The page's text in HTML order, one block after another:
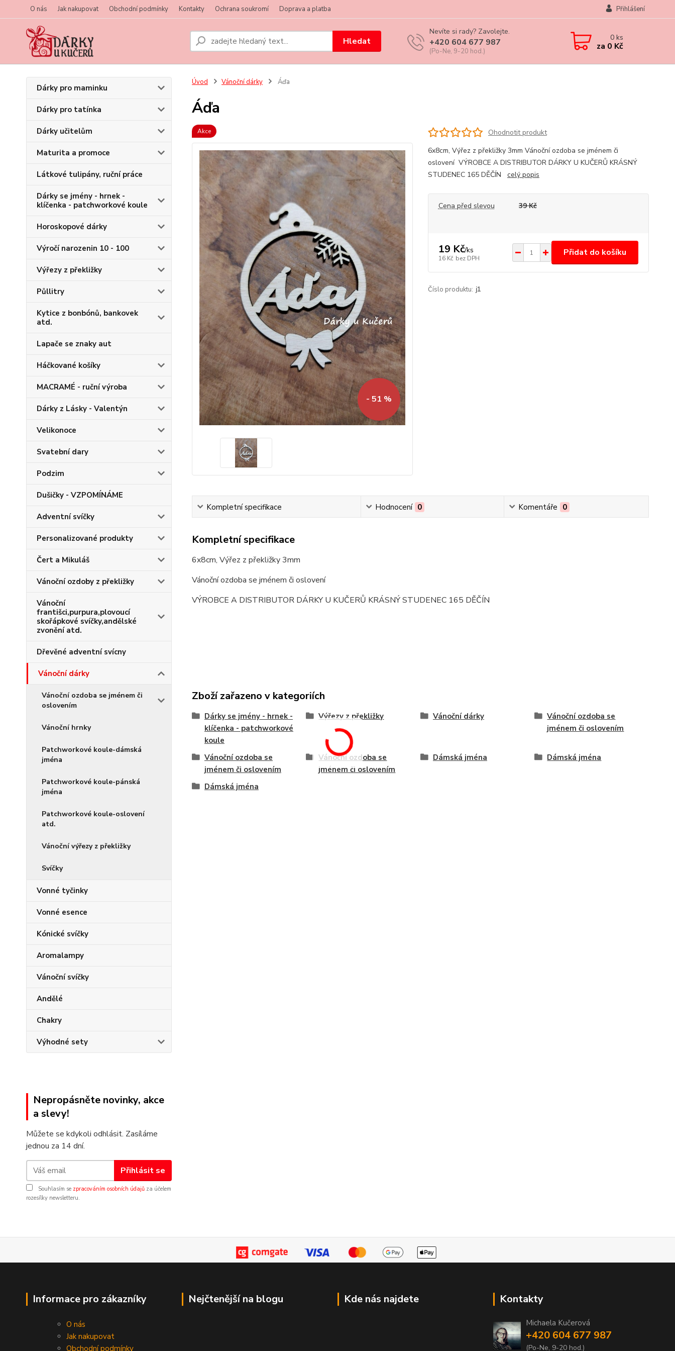
O nás Jak nakupovat Obchodní podmínky Kontakty Ochrana soukromí Doprava a platba Přihlášení
Hledat
Nevíte si rady? Zavolejte.
+420 604 677 987
(Po-Ne, 9-20 hod.)
0ks
za 0 Kč
Dárky pro maminku
Dárky pro tatínka
Dárky učitelům
Maturita a promoce
Látkové tulipány, ruční práce
Dárky se jmény - hrnek -
klíčenka - patchworkové koule
Horoskopové dárky
Výročí narozenin 10 - 100
Výřezy z překližky
Půllitry
Kytice z bonbónů, bankovek
atd.
Lapače se znaky aut
Háčkované košíky
MACRAMÉ - ruční výroba
Dárky z Lásky - Valentýn
Velikonoce
Svatební dary
Podzim
Dušičky - VZPOMÍNÁME
Adventní svíčky
Personalizované produkty
Čert a Mikuláš
Vánoční ozdoby z překližky
Vánoční
františci,purpura,plovoucí
skořápkové svíčky,andělské
zvonění atd.
Dřevěné adventní svícny
Vánoční dárky
Vánoční ozdoba se jménem či
oslovením
Vánoční hrnky
Patchworkové koule-dámská
jména
Patchworkové koule-pánská
jména
Patchworkové koule-oslovení
atd.
Vánoční výřezy z překližky
Svíčky
Vonné tyčinky
Vonné esence
Kónické svíčky
Aromalampy
Vánoční svíčky
Andělé
Chakry
Výhodné sety
Nepropásněte novinky, akce
a slevy!
Můžete se kdykoli odhlásit. Zasíláme
jednou za 14 dní.
Přihlásit se
Souhlasím se zpracováním osobních údajů za účelem
rozesílky newsletteru.
Úvod Vánoční dárky Áďa
Áďa
Akce
- 51 %
Ohodnotit produkt
6x8cm, Výřez z překližky 3mm Vánoční ozdoba se jménem či
oslovení VÝROBCE A DISTRIBUTOR DÁRKY U KUČERŮ KRÁSNÝ
STUDENEC 165 DĚČÍN celý popis
Cena před slevou 39 Kč
19 Kč/ks
16 Kč bez DPH
Přidat do košíku
Číslo produktu: j1
Kompletní specifikace Hodnocení 0 Komentáře 0
Kompletní specifikace
6x8cm, Výřez z překližky 3mm
Vánoční ozdoba se jménem či oslovení
VÝROBCE A DISTRIBUTOR DÁRKY U KUČERŮ KRÁSNÝ STUDENEC 165 DĚČÍN
Zboží zařazeno v kategoriích
Dárky se jmény - hrnek -
klíčenka - patchworkové
koule
Výřezy z překližky Vánoční dárky
Vánoční ozdoba se
jménem či oslovením
Vánoční ozdoba se
jménem či oslovením
Vánoční ozdoba se
jménem či oslovením
Dámská jména Dámská jména
Dámská jména
Informace pro zákazníky
O nás
Jak nakupovat
Obchodní podmínky
Nejčtenější na blogu Kde nás najdete Kontakty
Michaela Kučerová
+420 604 677 987
(Po-Ne, 9-20 hod.)